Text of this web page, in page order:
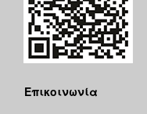
Επικοινωνία